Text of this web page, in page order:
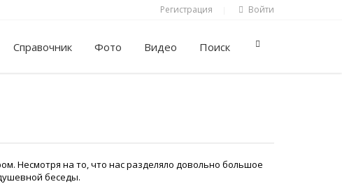
Регистрация Войти
Справочник Фото Видео Поиск
Несмотря на то, что нас разделяло довольно большое
беседы.